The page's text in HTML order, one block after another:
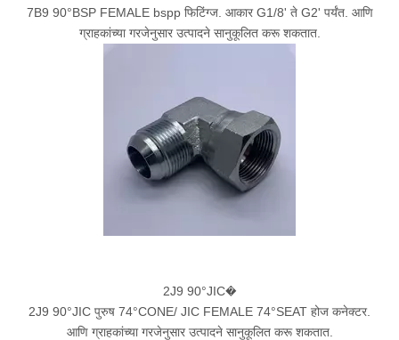
7B9 90°BSP FEMALE bspp फिटिंग्ज. आकार G1/8' ते G2' पर्यंत. आणि
ग्राहकांच्या गरजेनुसार उत्पादने सानुकूलित करू शकतात.
2J9 90°JIC�
2J9 90°JIC पुरुष 74°CONE/ JIC FEMALE 74°SEAT होज कनेक्टर.
आणि ग्राहकांच्या गरजेनुसार उत्पादने सानुकूलित करू शकतात.